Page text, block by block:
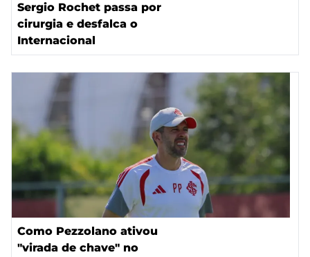
Sergio Rochet passa por
cirurgia e desfalca o
Internacional
Como Pezzolano ativou
"virada de chave" no